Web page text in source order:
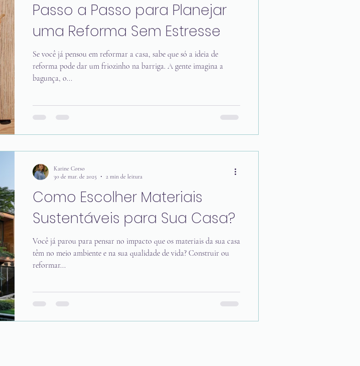
Passo a Passo para Planejar
uma Reforma Sem Estresse
Se você já pensou em reformar a casa, sabe que só a ideia de
reforma pode dar um friozinho na barriga. A gente imagina a
bagunça, o...
Como Escolher Materiais
Sustentáveis para Sua Casa?
Você já parou para pensar no impacto que os materiais da sua casa
têm no meio ambiente e na sua qualidade de vida? Construir ou
reformar...
Karine Corso
30 de mar. de 2025
2 min de leitura